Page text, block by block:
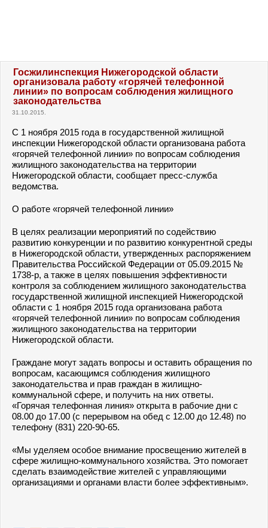
Госжилинспекция Нижегородской области
организовала работу «горячей телефонной
линии» по вопросам соблюдения жилищного
законодательства
31.10.2015.
С 1 ноября 2015 года в государственной жилищной
инспекции Нижегородской области организована работа
«горячей телефонной линии» по вопросам соблюдения
жилищного законодательства на территории
Нижегородской области, сообщает пресс-служба
ведомства.
О работе «горячей телефонной линии»
В целях реализации мероприятий по содействию
развитию конкуренции и по развитию конкурентной среды
в Нижегородской области, утвержденных распоряжением
Правительства Российской Федерации от 05.09.2015 №
1738-р, а также в целях повышения эффективности
контроля за соблюдением жилищного законодательства
государственной жилищной инспекцией Нижегородской
области с 1 ноября 2015 года организована работа
«горячей телефонной линии» по вопросам соблюдения
жилищного законодательства на территории
Нижегородской области.
Граждане могут задать вопросы и оставить обращения по
вопросам, касающимся соблюдения жилищного
законодательства и прав граждан в жилищно-
коммунальной сфере, и получить на них ответы.
«Горячая телефонная линия» открыта в рабочие дни с
08.00 до 17.00 (с перерывом на обед с 12.00 до 12.48) по
телефону (831) 220-90-65.
«Мы уделяем особое внимание просвещению жителей в
сфере жилищно-коммунального хозяйства. Это помогает
сделать взаимодействие жителей с управляющими
организациями и органами власти более эффективным».